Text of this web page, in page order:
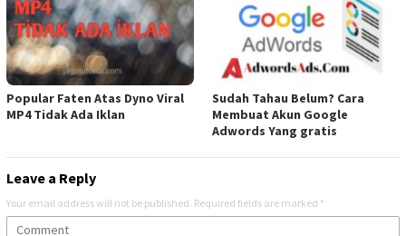
Popular Faten Atas Dyno Viral
MP4 Tidak Ada Iklan
Sudah Tahau Belum? Cara
Membuat Akun Google
Adwords Yang gratis
Leave a Reply
Your email address will not be published. Required fields are marked *